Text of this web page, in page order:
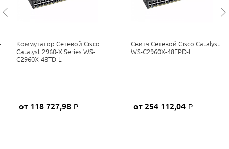
Коммутатор Сетевой Cisco
Catalyst 2960-X Series WS-
C2960X-48TD-L
от 118 727,98 Р
Свитч Сетевой Cisco Catalyst
WS-C2960X-48FPD-L
от 254 112,04 Р